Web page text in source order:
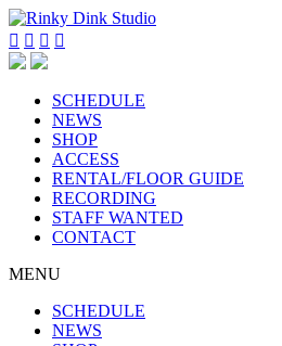
   
SCHEDULE
NEWS
SHOP
ACCESS
RENTAL/FLOOR GUIDE
RECORDING
STAFF WANTED
CONTACT
MENU
SCHEDULE
NEWS